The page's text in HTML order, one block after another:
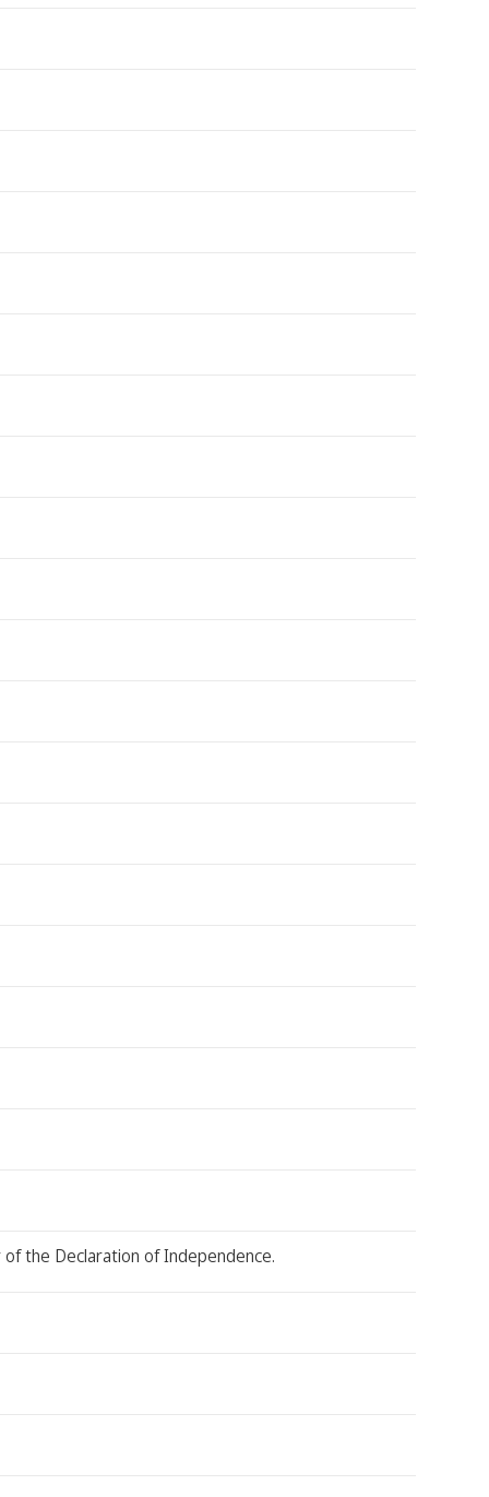
the Declaration of Independence.